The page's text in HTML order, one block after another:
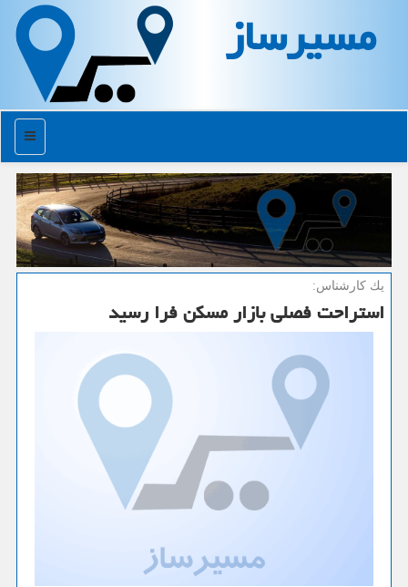
مسیرساز
منو
یك كارشناس:
استراحت فصلی بازار مسكن فرا رسید